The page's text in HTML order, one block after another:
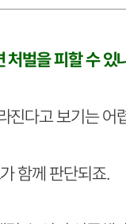
처벌을 피할 수 있
진다고 보기는 어
함께 판단되죠.